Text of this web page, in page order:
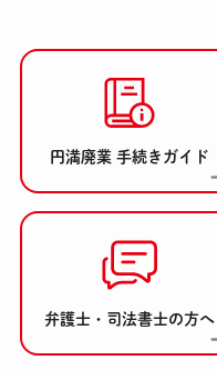
円満廃業 手続きガイド
弁護士・司法書士の方へ